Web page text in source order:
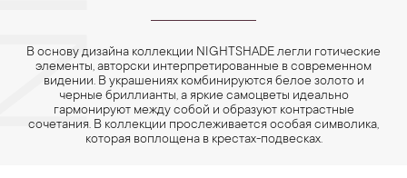
В основу дизайна коллекции NIGHTSHADE легли готические
элементы, авторски интерпретированные в современном
видении. В украшениях комбинируются белое золото и
черные бриллианты, а яркие самоцветы идеально
гармонируют между собой и образуют контрастные
сочетания. В коллекции прослеживается особая символика,
которая воплощена в крестах-подвесках.